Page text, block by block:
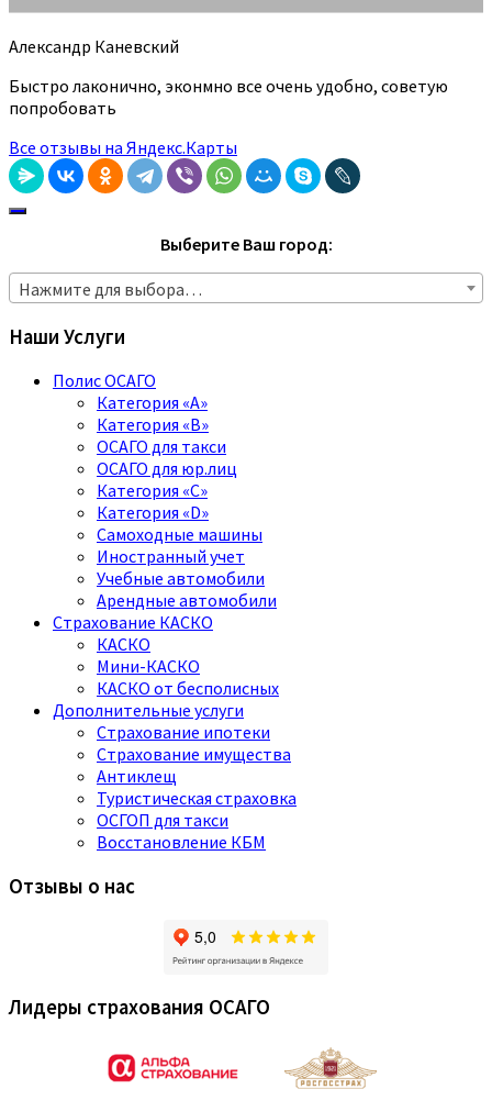
Александр Каневский
Быстро лаконично, эконмно все очень удобно, советую
попробовать
Все отзывы на Яндекс.Карты
Выберите Ваш город:
Нажмите для выбора…
Наши Услуги
Полис ОСАГО
Категория «A»
Категория «B»
ОСАГО для такси
ОСАГО для юр.лиц
Категория «C»
Категория «D»
Самоходные машины
Иностранный учет
Учебные автомобили
Арендные автомобили
Страхование КАСКО
КАСКО
Мини-КАСКО
КАСКО от бесполисных
Дополнительные услуги
Страхование ипотеки
Страхование имущества
Антиклещ
Туристическая страховка
ОСГОП для такси
Восстановление КБМ
Отзывы о нас
Лидеры страхования ОСАГО